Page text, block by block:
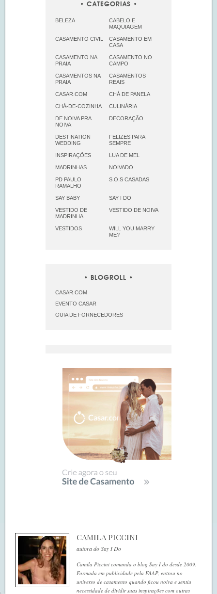
CATEGORIAS
BELEZA
CABELO E
MAQUIAGEM
CASAMENTO CIVIL
CASAMENTO EM
CASA
CASAMENTO NA
PRAIA
CASAMENTO NO
CAMPO
CASAMENTOS NA
PRAIA
CASAMENTOS
REAIS
CASAR.COM CHÁ DE PANELA
CHÁ-DE-COZINHA CULINÁRIA
DE NOIVA PRA
NOIVA
DECORAÇÃO
DESTINATION
WEDDING
FELIZES PARA
SEMPRE
INSPIRAÇÕES LUA DE MEL
MADRINHAS NOIVADO
PD PAULO
RAMALHO
S.O.S CASADAS
SAY BABY SAY I DO
VESTIDO DE
MADRINHA
VESTIDO DE NOIVA
VESTIDOS
WILL YOU MARRY
ME?
BLOGROLL
CASAR.COM
EVENTO CASAR
GUIA DE FORNECEDORES
CAMILA PICCINI
autora do Say I Do
Camila Piccini comanda o blog Say I do desde 2009.
Formada em publicidade pela FAAP, entrou no
universo de casamento quando ficou noiva e sentiu
necessidade de dividir suas inspirações com outras